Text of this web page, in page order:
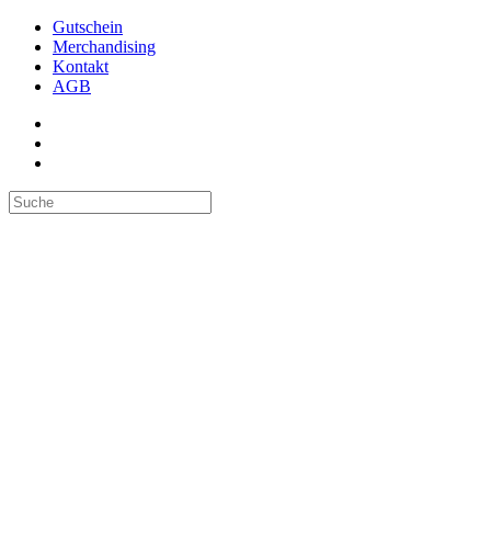
Gutschein
Merchandising
Kontakt
AGB
Suchen